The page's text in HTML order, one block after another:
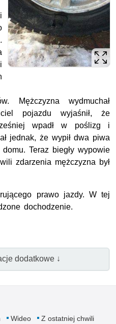
Mężczyzna wydmuchał
pojazdu wyjaśnił, że
wpadł w poślizg i
jednak, że wypił dwa piwa
Teraz biegły wypowie
zdarzenia mężczyzna był
prawo jazdy. W tej
dochodzenie.
dodatkowe ↓
Wideo
Z ostatniej chwili